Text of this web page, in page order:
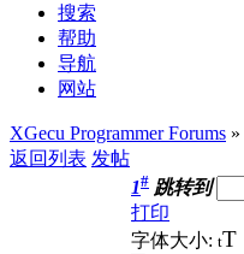
搜索
帮助
导航
网站
XGecu Programmer Forums »
返回列表 发帖
1# 跳转到
打印
字体大小: tT